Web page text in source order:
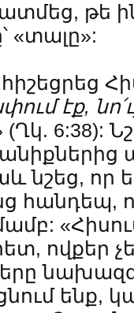
թե
«տալը»:
էք,
(Ղկ. 6:38):
նշեց, որ
հանդեպ,
ովքեր
ենք,